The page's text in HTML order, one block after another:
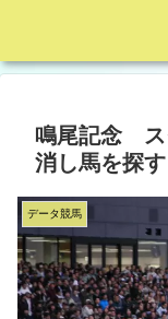
鳴尾記念 ス
消し馬を探す
データ競馬